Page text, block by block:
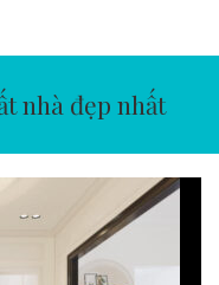
nhà đẹp nhất